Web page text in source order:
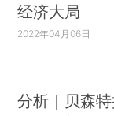
经济大局
2022年04月06日
分析｜贝森